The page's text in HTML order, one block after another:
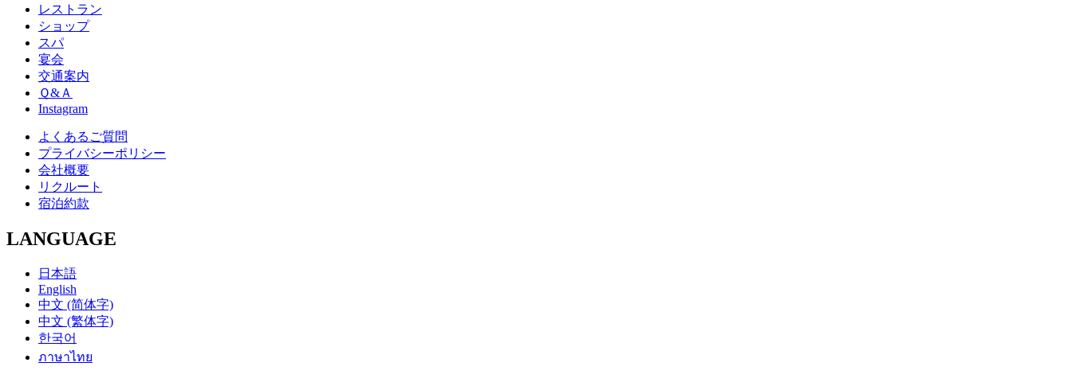
レストラン
ショップ
スパ
宴会
交通案内
Ｑ&Ａ
Instagram
よくあるご質問
プライバシーポリシー
会社概要
リクルート
宿泊約款
LANGUAGE
日本語
English
中文 (简体字)
中文 (繁体字)
한국어
ภาษาไทย